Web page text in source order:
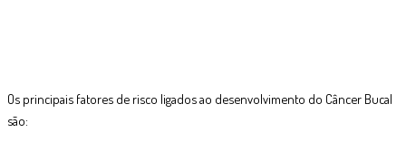
Os principais fatores de risco ligados ao desenvolvimento do Câncer Bucal
são: